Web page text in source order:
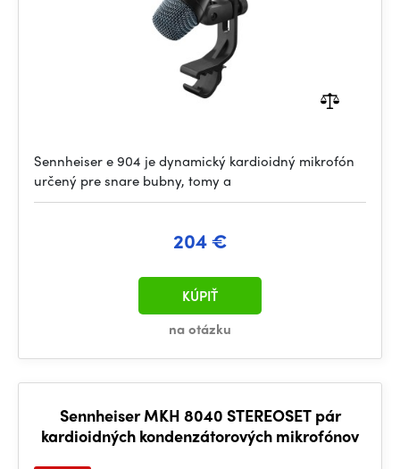
Sennheiser e 904 je dynamický kardioidný mikrofón
určený pre snare bubny, tomy a
204 €
na otázku
KÚPIŤ
Sennheiser MKH 8040 STEREOSET pár
kardioidných kondenzátorových mikrofónov